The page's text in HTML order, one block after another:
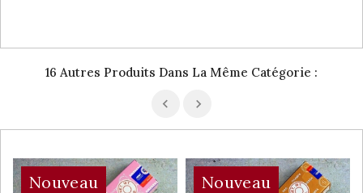
16 Autres Produits Dans La Même Catégorie :
Nouveau Nouveau